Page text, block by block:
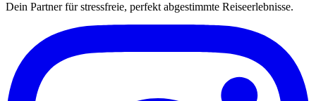
Dein Partner für stressfreie, perfekt abgestimmte Reiseerlebnisse.